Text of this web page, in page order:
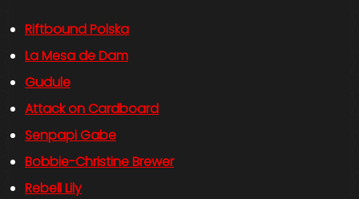
Riftbound Polska
La Mesa de Dam
Gudule
Attack on Cardboard
Senpapi Gabe
Bobbie-Christine Brewer
Rebell Lily